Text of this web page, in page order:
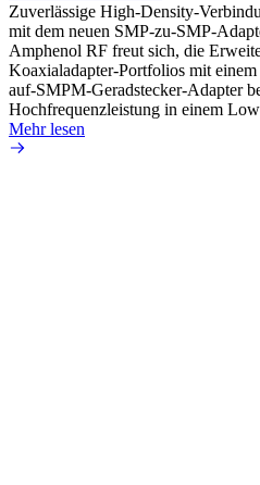
Zuverlässige High-Density-
mit dem neuen SMP-zu-SMP-
Amphenol RF freut sich, die
Koaxialadapter-Portfolios mit
auf-SMPM-Geradstecker-Adapter
Hochfrequenzleistung in einem
Mehr lesen